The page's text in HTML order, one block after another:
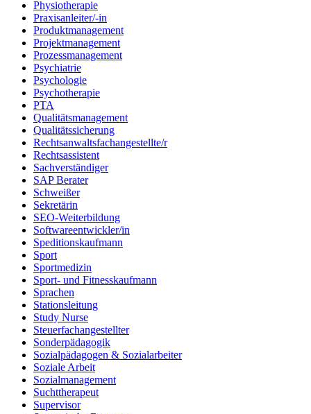
Physiotherapie
Praxisanleiter/-in
Produktmanagement
Projektmanagement
Prozessmanagement
Psychiatrie
Psychologie
Psychotherapie
PTA
Qualitätsmanagement
Qualitätssicherung
Rechtsanwaltsfachangestellte/r
Rechtsassistent
Sachverständiger
SAP Berater
Schweißer
Sekretärin
SEO-Weiterbildung
Softwareentwickler/in
Speditionskaufmann
Sport
Sportmedizin
Sport- und Fitnesskaufmann
Sprachen
Stationsleitung
Study Nurse
Steuerfachangestellter
Sonderpädagogik
Sozialpädagogen & Sozialarbeiter
Soziale Arbeit
Sozialmanagement
Suchttherapeut
Supervisor